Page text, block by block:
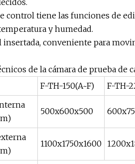
control tiene las funciones de
y humedad.
insertada, conveniente para
de la cámara de prueba de
F-TH-150(A~F) F-TH-
500x600x500
1100x1750x1600